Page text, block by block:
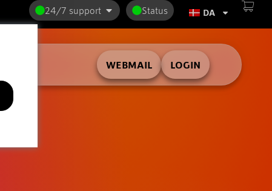
24/7 support Status DA
WEBMAIL LOGIN